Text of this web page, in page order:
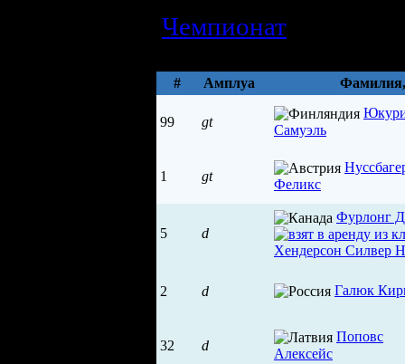
Чемпионат
# Амплуа
99 gt
Самуэль
1 gt
Феликс
5 d
Фурлонг
2 d Галюк
32 d
Поповс
Алексейс